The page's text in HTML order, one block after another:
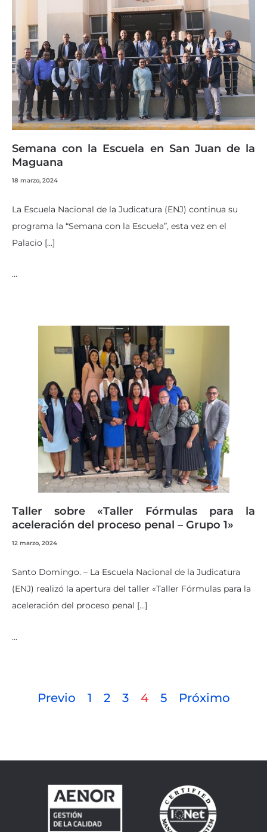
Semana con la Escuela en San Juan de la
Maguana
18 marzo, 2024
La Escuela Nacional de la Judicatura (ENJ) continua su
programa la “Semana con la Escuela”, esta vez en el
Palacio […]
…
Taller sobre «Taller Fórmulas para la
aceleración del proceso penal – Grupo 1»
12 marzo, 2024
Santo Domingo. – La Escuela Nacional de la Judicatura
(ENJ) realizó la apertura del taller «Taller Fórmulas para la
aceleración del proceso penal […]
…
Previo 1 2 3 4 5 Próximo